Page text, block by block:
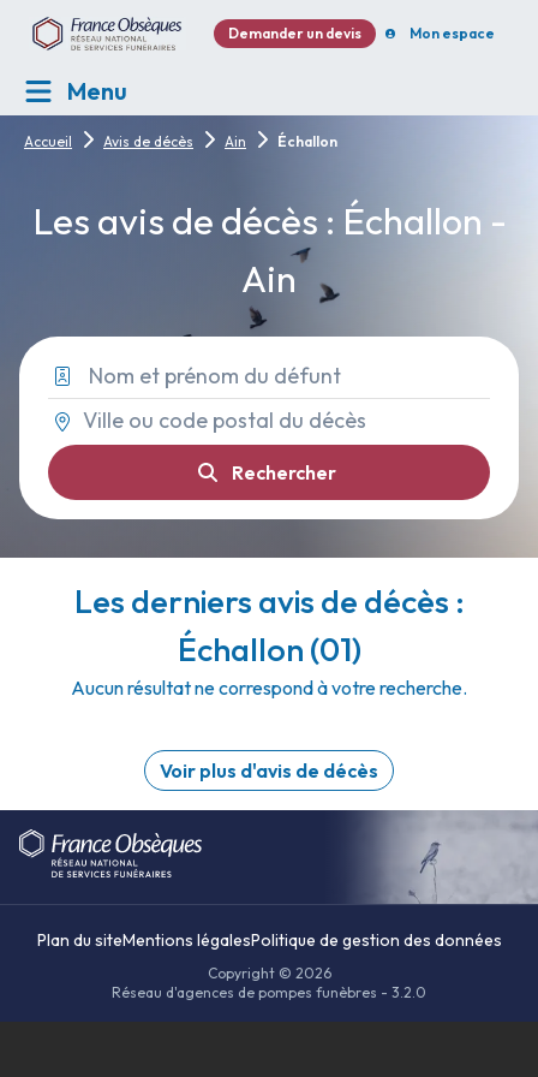
Demander un devis Mon espace
Menu
Accueil Avis de décès Ain Échallon
Les avis de décès : Échallon -
Ain
Rechercher
Les derniers avis de décès :
Échallon (01)
Aucun résultat ne correspond à votre recherche.
Voir plus d'avis de décès
Plan du siteMentions légalesPolitique de gestion des données
Copyright © 2026
Réseau d'agences de pompes funèbres - 3.2.0